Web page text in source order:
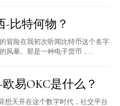
-比特何物？
冒险在我初次听闻比特币这个名字
风暴。那是一种电子货币，...
易OKC是什么？
想天开在这个数字时代，社交平台